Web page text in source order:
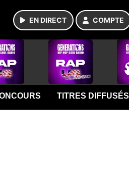
EN DIRECT COMPTE
TITRES DIFFUSÉS